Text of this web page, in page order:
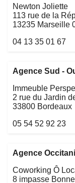
Newton Joliette
113 rue de la
13235 Marseille
04 13 35 01 67
Agence Sud -
Immeuble
2 rue du Jardin
33800 Bordeaux
05 54 52 92 23
Agence
Coworking Ô
8 impasse